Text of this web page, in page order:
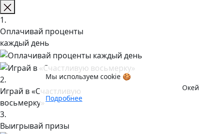
Мы используем cookie 🍪
Подробнее
Окей
1.
Оплачивай проценты
каждый день
2.
Играй в «Счастливую
восьмерку»
3.
Выигрывай призы